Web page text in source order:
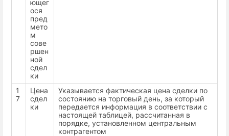
ющег
ося
пред
мето
м
сове
ршен
ной
сдел
ки
1
7
Цена
сдел
ки
Указывается фактическая цена сделки по
состоянию на торговый день, за который
передается информация в соответствии с
настоящей таблицей, рассчитанная в
порядке, установленном центральным
контрагентом